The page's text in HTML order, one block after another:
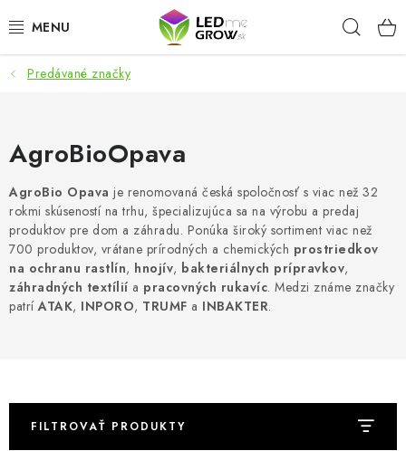
na
AKCIE
PESTOVATEĽSKÉ POTREBY
PRE AKVÁRIA
MICROGREENS
SMART GARDEN
Podmienky o ochrane osobných údajov
Predávané značky
AgroBioOpava
AgroBio Opava je renomovaná česká spoločnosť s viac než 32
rokmi skúseností na trhu, špecializujúca sa na výrobu a predaj
produktov pre dom a záhradu. Ponúka široký sortiment viac než
700 produktov, vrátane prírodných a chemických prostriedkov
na ochranu rastlín, hnojív, bakteriálnych prípravkov,
záhradných textílií a pracovných rukavíc. Medzi známe značky
patríATAK, INPORO, TRUMF a INBAKTER.
FILTROVAŤ PRODUKTY